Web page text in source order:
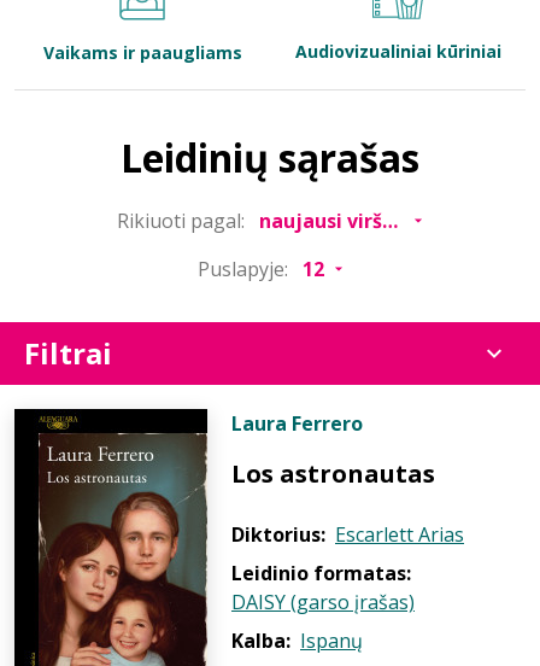
Bibliotekoms
Vaikams ir paaugliams Audiovizualiniai kūriniai
Leidinių sąrašas
Rikiuoti pagal:
Puslapyje:
Filtrai
Laura Ferrero
Los astronautas
Diktorius: Escarlett Arias
Leidinio formatas:
DAISY (garso įrašas)
Kalba: Ispanų